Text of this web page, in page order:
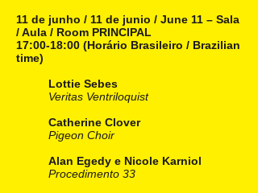
11 de junho / 11 de junio / June 11 – Sala
/ Aula / Room PRINCIPAL
17:00-18:00 (Horário Brasileiro / Brazilian
time)
Lottie Sebes
Veritas Ventriloquist
Catherine Clover
Pigeon Choir
Alan Egedy e Nicole Karniol
Procedimento 33